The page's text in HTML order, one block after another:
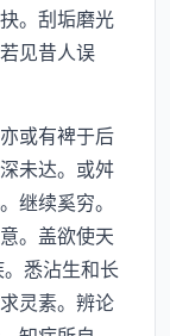
。刮垢磨光
见昔人误
或有裨于后
未达。或舛
继续奚穷。
。盖欲使天
悉沾生和长
灵素。辨论